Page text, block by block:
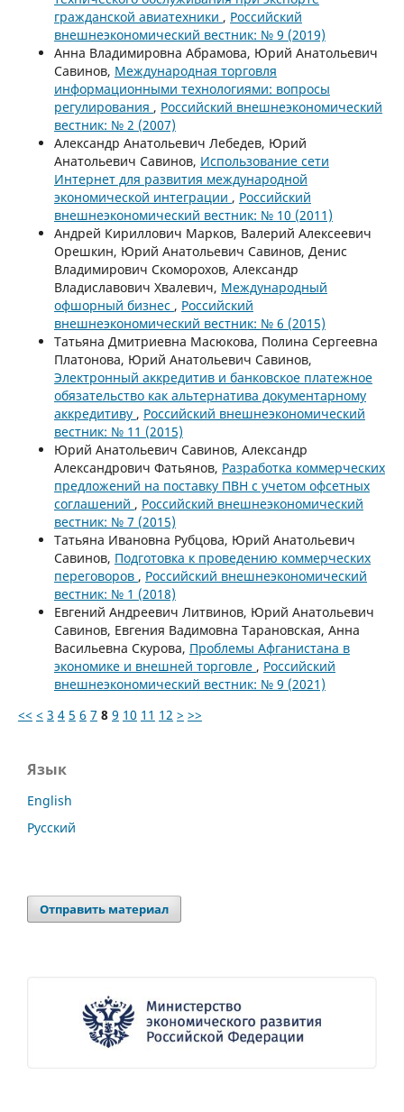
гражданской авиатехники , Российский
внешнеэкономический вестник: № 9 (2019)
Анна Владимировна Абрамова, Юрий Анатольевич
Савинов, Международная торговля
информационными технологиями: вопросы
регулирования , Российский внешнеэкономический
вестник: № 2 (2007)
Александр Анатольевич Лебедев, Юрий
Анатольевич Савинов, Использование сети
Интернет для развития международной
экономической интеграции , Российский
внешнеэкономический вестник: № 10 (2011)
Андрей Кириллович Марков, Валерий Алексеевич
Орешкин, Юрий Анатольевич Савинов, Денис
Владимирович Скоморохов, Александр
Владиславович Хвалевич, Международный
офшорный бизнес , Российский
внешнеэкономический вестник: № 6 (2015)
Татьяна Дмитриевна Масюкова, Полина Сергеевна
Платонова, Юрий Анатольевич Савинов,
Электронный аккредитив и банковское платежное
обязательство как альтернатива документарному
аккредитиву , Российский внешнеэкономический
вестник: № 11 (2015)
Юрий Анатольевич Савинов, Александр
Александрович Фатьянов, Разработка коммерческих
предложений на поставку ПВН с учетом офсетных
соглашений , Российский внешнеэкономический
вестник: № 7 (2015)
Татьяна Ивановна Рубцова, Юрий Анатольевич
Савинов, Подготовка к проведению коммерческих
переговоров , Российский внешнеэкономический
вестник: № 1 (2018)
Евгений Андреевич Литвинов, Юрий Анатольевич
Савинов, Евгения Вадимовна Тарановская, Анна
Васильевна Скурова, Проблемы Афганистана в
экономике и внешней торговле , Российский
внешнеэкономический вестник: № 9 (2021)
<< < 3 4 5 6 7 8 9 10 11 12 > >>
Язык
English
Русский
Отправить материал